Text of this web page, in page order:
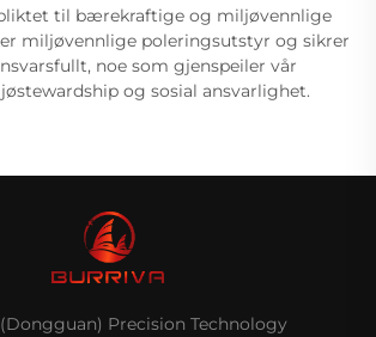
til bærekraftige og miljøvennlige
miljøvennlige poleringsutstyr og sikrer
noe som gjenspeiler vår
og sosial ansvarlighet.
Precision Technology